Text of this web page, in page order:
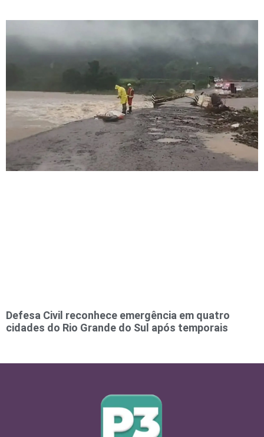
Defesa Civil reconhece emergência em quatro
cidades do Rio Grande do Sul após temporais